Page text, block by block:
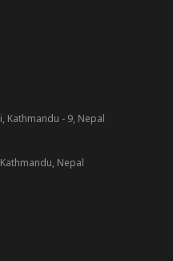
Kathmandu - 9, Nepal
Nepal